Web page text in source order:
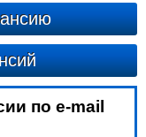
по e-mail